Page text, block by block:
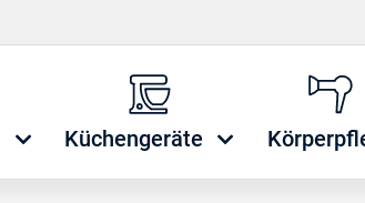
Küchengeräte